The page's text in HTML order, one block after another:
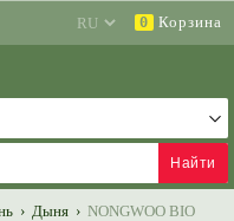
0 Корзина
› Дыня › NONGWOO BIO